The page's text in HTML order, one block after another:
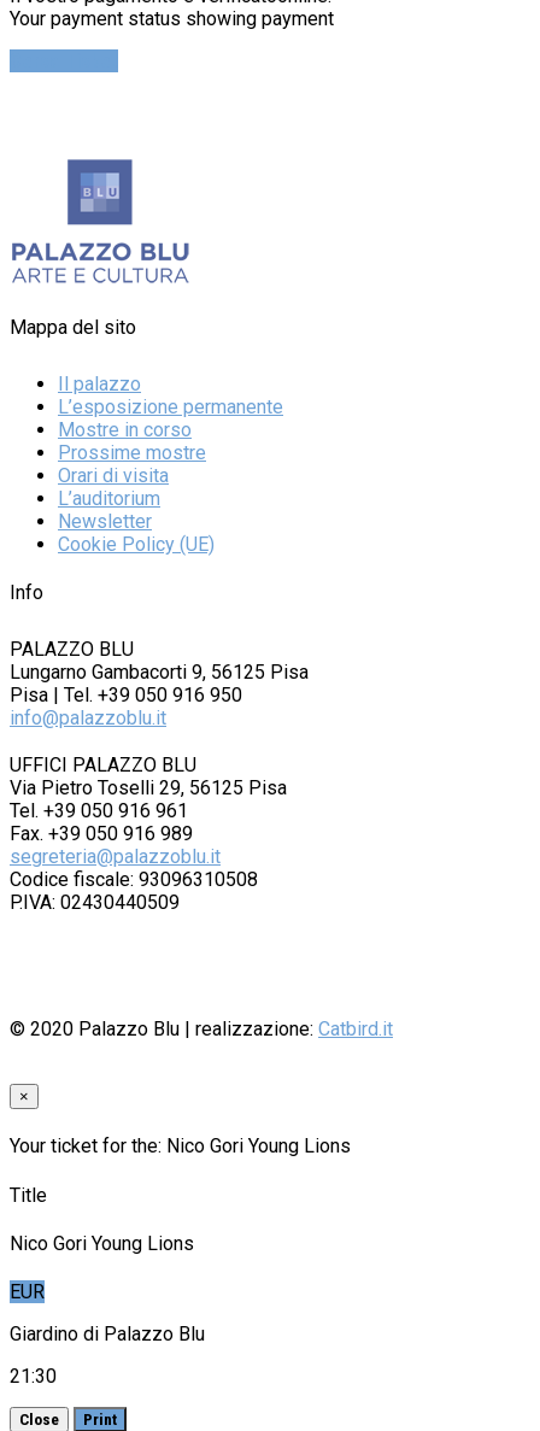
Your payment status showing payment
Mappa del sito
Il palazzo
L’esposizione permanente
Mostre in corso
Prossime mostre
Orari di visita
L’auditorium
Newsletter
Cookie Policy (UE)
Info
PALAZZO BLU
Lungarno Gambacorti 9, 56125 Pisa
Pisa | Tel. +39 050 916 950
info@palazzoblu.it
UFFICI PALAZZO BLU
Via Pietro Toselli 29, 56125 Pisa
Tel. +39 050 916 961
Fax. +39 050 916 989
segreteria@palazzoblu.it
Codice fiscale: 93096310508
P.IVA: 02430440509
© 2020 Palazzo Blu | realizzazione: Catbird.it
×
Your ticket for the: Nico Gori Young Lions
Title
Nico Gori Young Lions
EUR
Giardino di Palazzo Blu
21:30
Close Print